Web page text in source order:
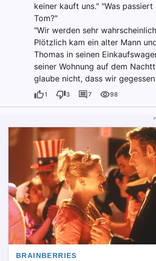
keiner kauft uns." "Was passiert
Tom?"
"Wir werden sehr
Plötzlich kam ein alter Mann
Thomas in seinen
seiner Wohnung auf dem
glaube nicht, dass wir
1 3 7 98